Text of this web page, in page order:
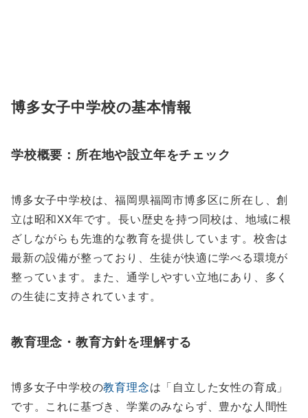
博多女子中学校の基本情報
学校概要：所在地や設立年をチェック
博多女子中学校は、福岡県福岡市博多区に所在し、創
立は昭和XX年です。長い歴史を持つ同校は、地域に根
ざしながらも先進的な教育を提供しています。校舎は
最新の設備が整っており、生徒が快適に学べる環境が
整っています。また、通学しやすい立地にあり、多く
の生徒に支持されています。
教育理念・教育方針を理解する
博多女子中学校の教育理念は「自立した女性の育成」
です。これに基づき、学業のみならず、豊かな人間性